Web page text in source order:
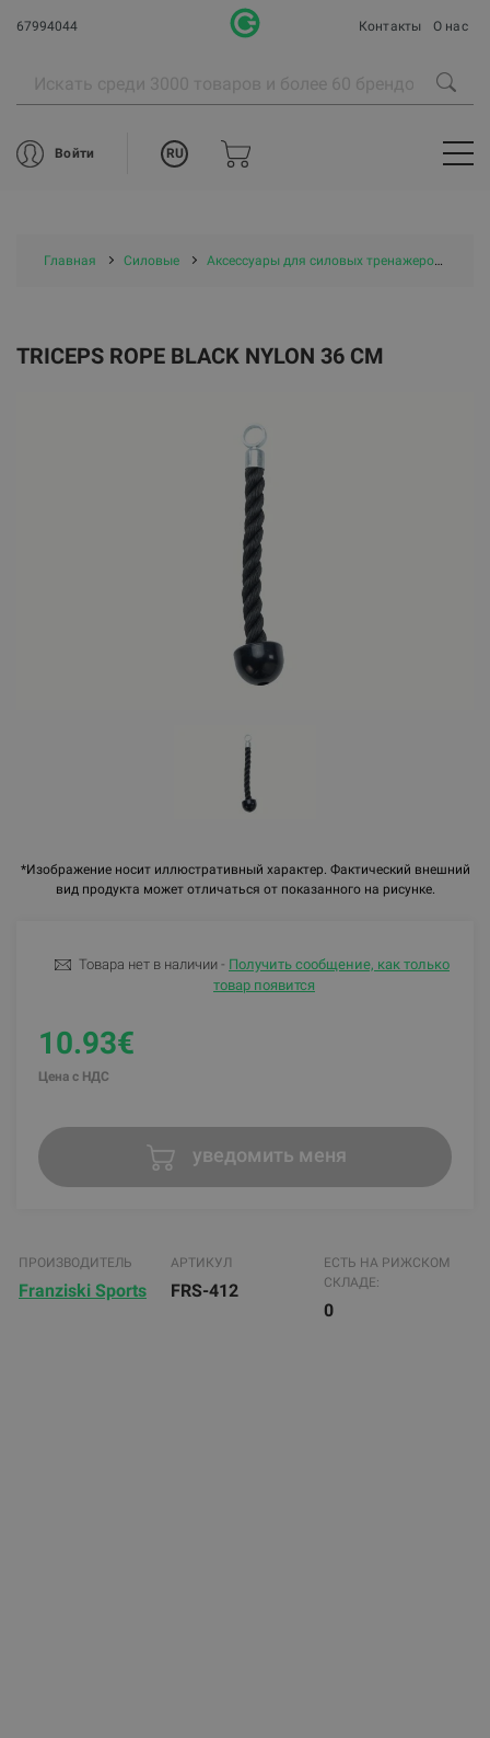
67994044 Контакты О нас
Войти RU
Главная Силовые Аксессуары для силовых тренажеров
*Изображение носит иллюстративный характер. Фактический внешний
вид продукта может отличаться от показанного на рисунке.
TRICEPS ROPE BLACK NYLON 36 CM
Товара нет в наличии - Получить сообщение, как только
товар появится
10.93€
Цена с НДС
уведомить меня
ПРОИЗВОДИТЕЛЬ
Franziski Sports
АРТИКУЛ
FRS-412
ЕСТЬ НА РИЖСКОМ
СКЛАДЕ:
0